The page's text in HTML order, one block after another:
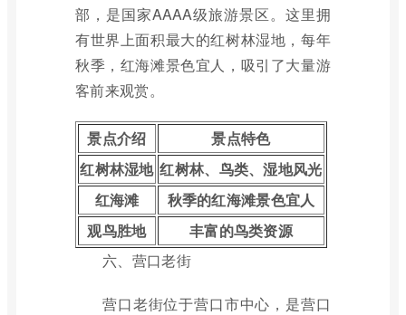
部，是国家AAAA级旅游景区。这里拥
有世界上面积最大的红树林湿地，每年
秋季，红海滩景色宜人，吸引了大量游
客前来观赏。
景点介绍
景点特色
红树林湿地 红树林、鸟类、湿地风光
红海滩
秋季的红海滩景色宜人
观鸟胜地
丰富的鸟类资源
六、营口老街
营口老街位于营口市中心，是营口